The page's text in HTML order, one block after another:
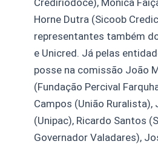
Horne Dutra (Sicoob
representantes também
e Unicred. Já pelas
posse na comissão João
(Fundação Percival
Campos (União Ruralista),
(Unipac), Ricardo Santos
Governador Valadares),